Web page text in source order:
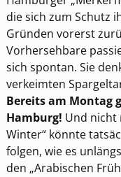
die sich zum Schutz
Gründen vorerst
Vorhersehbare
sich spontan. Sie
verkeimten
Bereits am Montag
Hamburg! Und nicht
Winter“ könnte
folgen, wie es
den „Arabischen